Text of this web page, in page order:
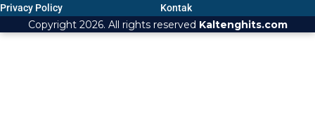
Privacy Policy
Kontak
Copyright 2026. All rights reserved Kaltenghits.com